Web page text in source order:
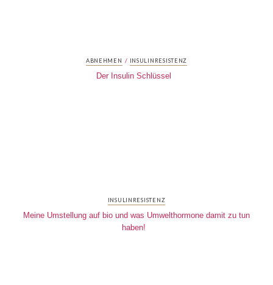
ABNEHMEN / INSULINRESISTENZ
Der Insulin Schlüssel
INSULINRESISTENZ
Meine Umstellung auf bio und was Umwelthormone damit zu tun
haben!